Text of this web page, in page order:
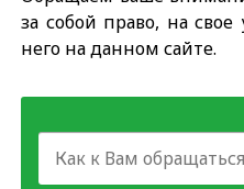
за собой право, на
него на данном сайте.